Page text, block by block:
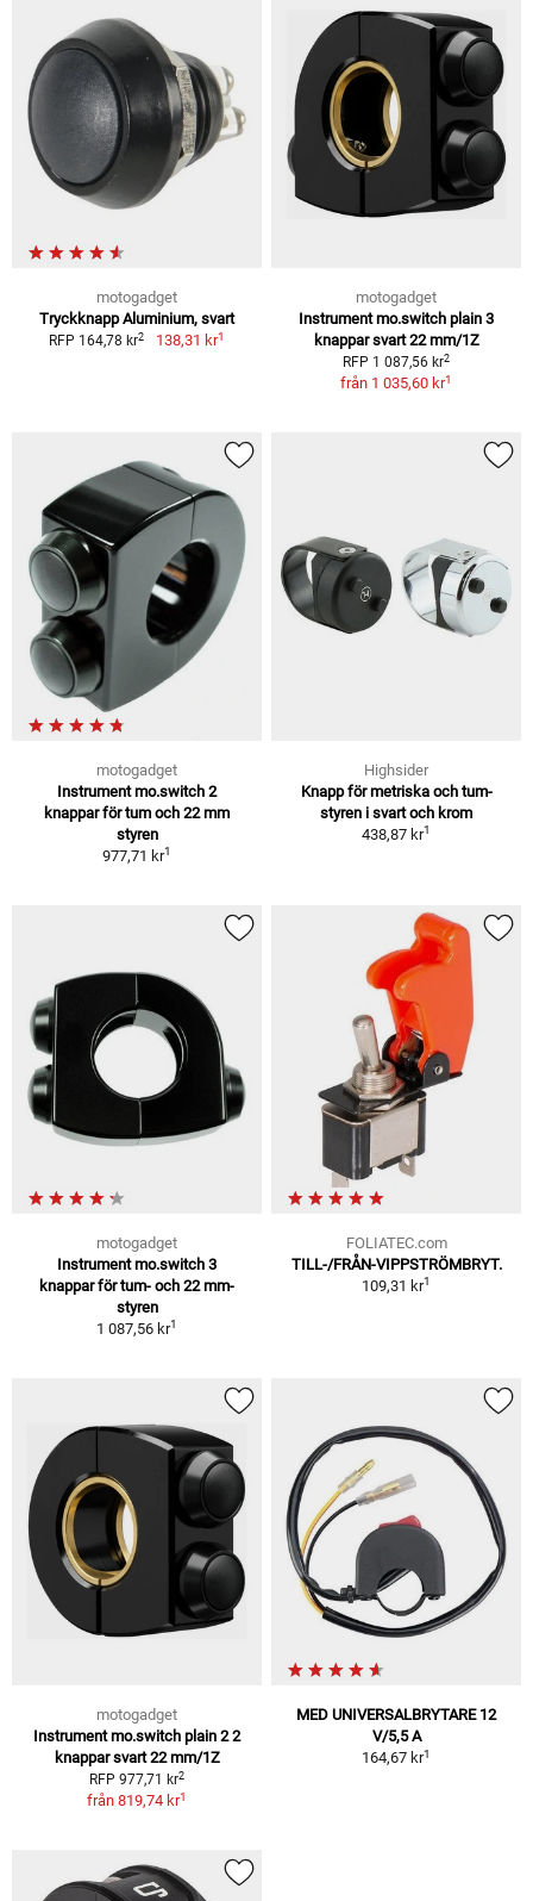
motogadget
Tryckknapp Aluminium, svart
RFP 164,78 kr2 138,31 kr1
motogadget
Instrument mo.switch plain 3
knappar svart 22 mm/1Z
RFP 1 087,56 kr2
från 1 035,60 kr1
motogadget
Instrument mo.switch 2
knappar för tum och 22 mm
styren
977,71 kr1
Highsider
Knapp för metriska och tum-
styren i svart och krom
438,87 kr1
motogadget
Instrument mo.switch 3
knappar för tum- och 22 mm-
styren
1 087,56 kr1
FOLIATEC.com
TILL-/FRÅN-VIPPSTRÖMBRYT.
109,31 kr1
motogadget
Instrument mo.switch plain 2 2
knappar svart 22 mm/1Z
RFP 977,71 kr2
från 819,74 kr1
MED UNIVERSALBRYTARE 12
V/5,5 A
164,67 kr1